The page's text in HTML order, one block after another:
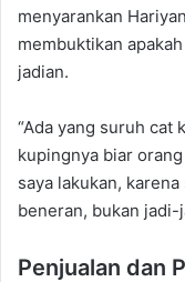
menyarankan
membuktikan
jadian.
“Ada yang suruh cat
kupingnya biar orang
saya lakukan,
beneran, bukan jadi-
Penjualan dan